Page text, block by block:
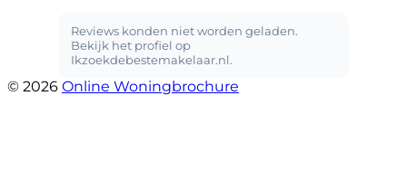
© 2026 Online Woningbrochure